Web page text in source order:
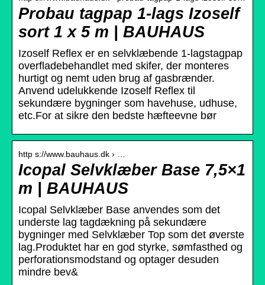
Probau tagpap 1-lags Izoself
sort 1 x 5 m | BAUHAUS
Izoself Reflex er en selvklæbende 1-lagstagpap
overfladebehandlet med skifer, der monteres
hurtigt og nemt uden brug af gasbrænder.
Anvend udelukkende Izoself Reflex til
sekundære bygninger som havehuse, udhuse,
etc.For at sikre den bedste hæfteevne bør
http s://www.bauhaus.dk › …
Icopal Selvklæber Base 7,5×1
m | BAUHAUS
Icopal Selvklæber Base anvendes som det
underste lag tagdækning på sekundære
bygninger med Selvklæber Top som det øverste
lag.Produktet har en god styrke, sømfasthed og
perforationsmodstand og optager desuden
mindre bev&